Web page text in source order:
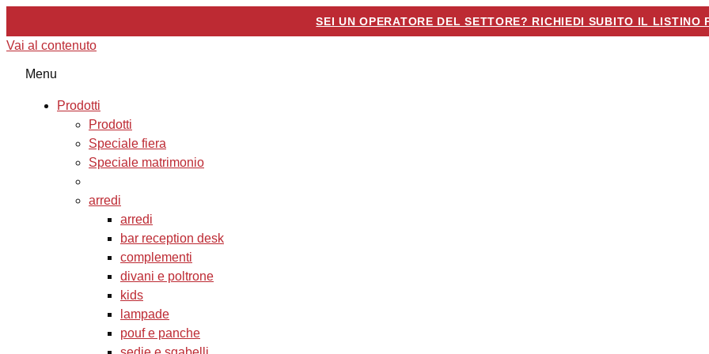
SEI UN OPERATORE DEL SETTORE? RICHIEDI SUBITO IL LISTINO
Vai al contenuto
Menu
Prodotti
Prodotti
Speciale fiera
Speciale matrimonio
arredi
arredi
bar reception desk
complementi
divani e poltrone
kids
lampade
pouf e panche